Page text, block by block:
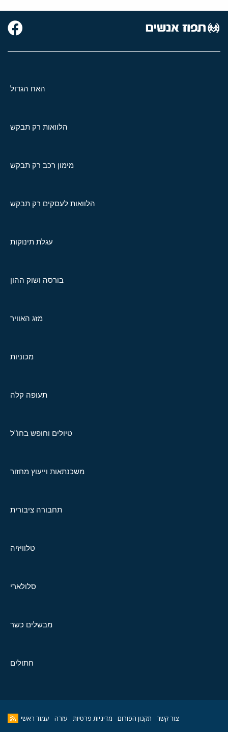
האח הגדול
הלוואות רק תבקש
מימון רכב רק תבקש
הלוואות לעסקים רק תבקש
עגלת תינוקות
בורסה ושוק ההון
מזג האוויר
מכוניות
תעופה קלה
טיולים וחופש בחו"ל
משכנתאות וייעוץ מחזור
תחבורה ציבורית
טלוויזיה
סלולארי
מבשלים כשר
חתולים
צור קשר תקנון הפורום מדיניות פרטיות עזרה עמוד ראשי